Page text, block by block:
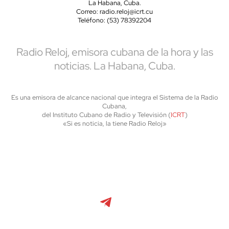
La Habana, Cuba.
Correo: radio.reloj@icrt.cu
Teléfono: (53) 78392204
Radio Reloj, emisora cubana de la hora y las
noticias. La Habana, Cuba.
Es una emisora de alcance nacional que integra el Sistema de la Radio
Cubana,
del Instituto Cubano de Radio y Televisión (ICRT)
«Si es noticia, la tiene Radio Reloj»